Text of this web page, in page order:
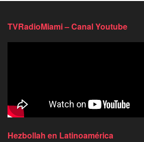
TVRadioMiami – Canal Youtube
Hezbollah en Latinoamérica